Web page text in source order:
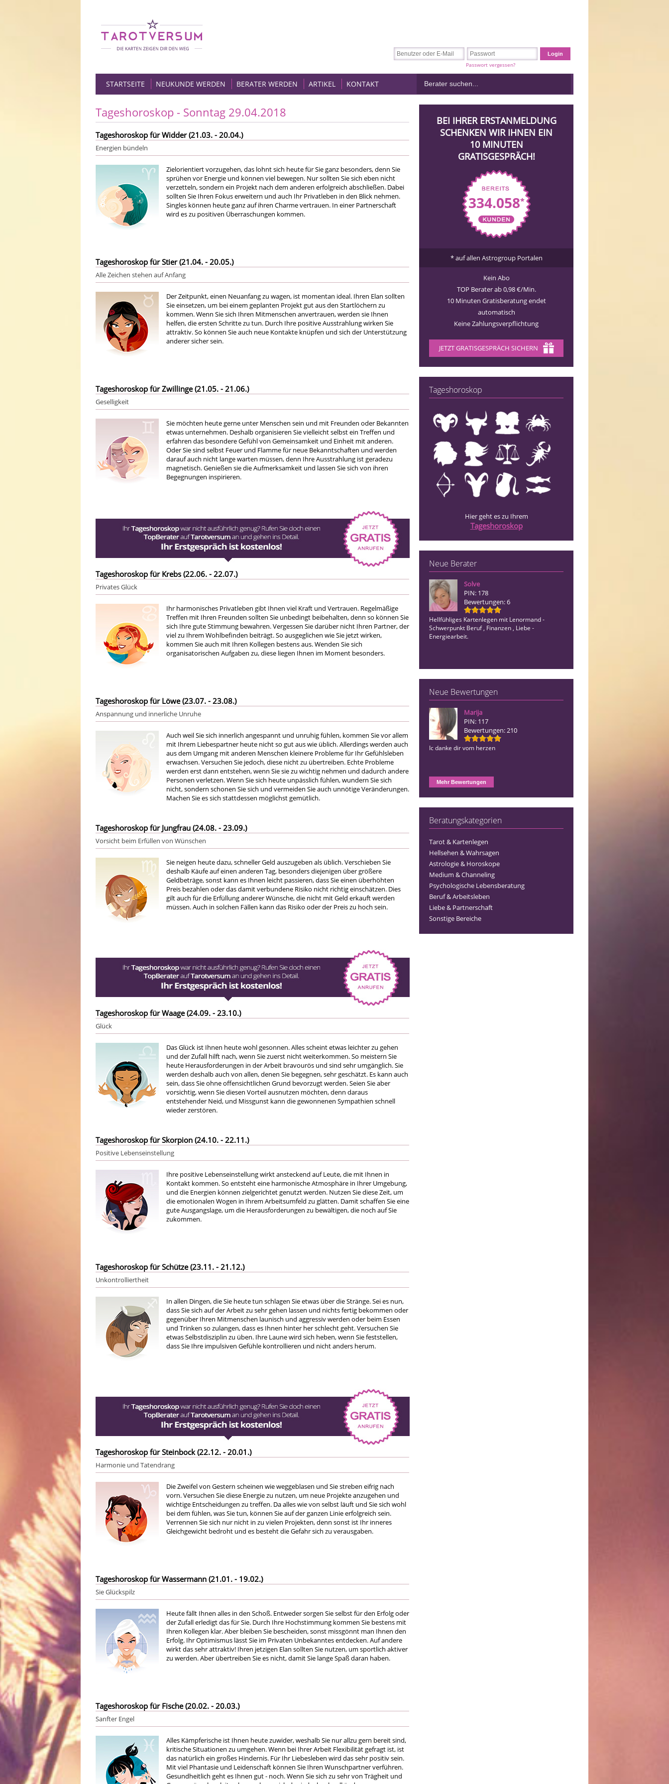
Passwort vergessen?
STARTSEITE NEUKUNDE WERDEN BERATER WERDEN ARTIKEL KONTAKT
BEI IHRER ERSTANMELDUNG
SCHENKEN WIR IHNEN EIN
10 MINUTEN
GRATISGESPRÄCH!
334.058*
* auf allen Astrogroup Portalen
Kein Abo
TOP Berater ab 0,98 €/Min.
10 Minuten Gratisberatung endet
automatisch
Keine Zahlungsverpflichtung
JETZT GRATISGESPRÄCH SICHERN
Tageshoroskop
Hier geht es zu Ihrem
Tageshoroskop
Neue Berater
Solve
PIN: 178
Bewertungen: 6
Hellfühliges Kartenlegen mit Lenormand -
Schwerpunkt Beruf , Finanzen , Liebe -
Energiearbeit.
Neue Bewertungen
Marija
PIN: 117
Bewertungen: 210
Ic danke dir vom herzen
Mehr Bewertungen
Beratungskategorien
Tarot & Kartenlegen
Hellsehen & Wahrsagen
Astrologie & Horoskope
Medium & Channeling
Psychologische Lebensberatung
Beruf & Arbeitsleben
Liebe & Partnerschaft
Sonstige Bereiche
Tageshoroskop - Sonntag 29.04.2018
Tageshoroskop für Widder (21.03. - 20.04.)
Energien bündeln
Zielorientiert vorzugehen, das lohnt sich heute für Sie ganz besonders, denn Sie
sprühen vor Energie und können viel bewegen. Nur sollten Sie sich eben nicht
verzetteln, sondern ein Projekt nach dem anderen erfolgreich abschließen. Dabei
sollten Sie Ihren Fokus erweitern und auch Ihr Privatleben in den Blick nehmen.
Singles können heute ganz auf ihren Charme vertrauen. In einer Partnerschaft
wird es zu positiven Überraschungen kommen.
Tageshoroskop für Stier (21.04. - 20.05.)
Alle Zeichen stehen auf Anfang
Der Zeitpunkt, einen Neuanfang zu wagen, ist momentan ideal. Ihren Elan sollten
Sie einsetzen, um bei einem geplanten Projekt gut aus den Startlöchern zu
kommen. Wenn Sie sich Ihren Mitmenschen anvertrauen, werden sie Ihnen
helfen, die ersten Schritte zu tun. Durch Ihre positive Ausstrahlung wirken Sie
attraktiv. So können Sie auch neue Kontakte knüpfen und sich der Unterstützung
anderer sicher sein.
Tageshoroskop für Zwillinge (21.05. - 21.06.)
Geselligkeit
Sie möchten heute gerne unter Menschen sein und mit Freunden oder Bekannten
etwas unternehmen. Deshalb organisieren Sie vielleicht selbst ein Treffen und
erfahren das besondere Gefühl von Gemeinsamkeit und Einheit mit anderen.
Oder Sie sind selbst Feuer und Flamme für neue Bekanntschaften und werden
darauf auch nicht lange warten müssen, denn Ihre Ausstrahlung ist geradezu
magnetisch. Genießen sie die Aufmerksamkeit und lassen Sie sich von ihren
Begegnungen inspirieren.
Tageshoroskop für Krebs (22.06. - 22.07.)
Privates Glück
Ihr harmonisches Privatleben gibt Ihnen viel Kraft und Vertrauen. Regelmäßige
Treffen mit Ihren Freunden sollten Sie unbedingt beibehalten, denn so können Sie
sich Ihre gute Stimmung bewahren. Vergessen Sie darüber nicht Ihren Partner, der
viel zu Ihrem Wohlbefinden beiträgt. So ausgeglichen wie Sie jetzt wirken,
kommen Sie auch mit Ihren Kollegen bestens aus. Wenden Sie sich
organisatorischen Aufgaben zu, diese liegen Ihnen im Moment besonders.
Tageshoroskop für Löwe (23.07. - 23.08.)
Anspannung und innerliche Unruhe
Auch weil Sie sich innerlich angespannt und unruhig fühlen, kommen Sie vor allem
mit Ihrem Liebespartner heute nicht so gut aus wie üblich. Allerdings werden auch
aus dem Umgang mit anderen Menschen kleinere Probleme für Ihr Gefühlsleben
erwachsen. Versuchen Sie jedoch, diese nicht zu übertreiben. Echte Probleme
werden erst dann entstehen, wenn Sie sie zu wichtig nehmen und dadurch andere
Personen verletzen. Wenn Sie sich heute unpässlich fühlen, wundern Sie sich
nicht, sondern schonen Sie sich und vermeiden Sie auch unnötige Veränderungen.
Machen Sie es sich stattdessen möglichst gemütlich.
Tageshoroskop für Jungfrau (24.08. - 23.09.)
Vorsicht beim Erfüllen von Wünschen
Sie neigen heute dazu, schneller Geld auszugeben als üblich. Verschieben Sie
deshalb Käufe auf einen anderen Tag, besonders diejenigen über größere
Geldbeträge, sonst kann es Ihnen leicht passieren, dass Sie einen überhöhten
Preis bezahlen oder das damit verbundene Risiko nicht richtig einschätzen. Dies
gilt auch für die Erfüllung anderer Wünsche, die nicht mit Geld erkauft werden
müssen. Auch in solchen Fällen kann das Risiko oder der Preis zu hoch sein.
Tageshoroskop für Waage (24.09. - 23.10.)
Glück
Das Glück ist Ihnen heute wohl gesonnen. Alles scheint etwas leichter zu gehen
und der Zufall hilft nach, wenn Sie zuerst nicht weiterkommen. So meistern Sie
heute Herausforderungen in der Arbeit bravourös und sind sehr umgänglich. Sie
werden deshalb auch von allen, denen Sie begegnen, sehr geschätzt. Es kann auch
sein, dass Sie ohne offensichtlichen Grund bevorzugt werden. Seien Sie aber
vorsichtig, wenn Sie diesen Vorteil ausnutzen möchten, denn daraus
entstehender Neid, und Missgunst kann die gewonnenen Sympathien schnell
wieder zerstören.
Tageshoroskop für Skorpion (24.10. - 22.11.)
Positive Lebenseinstellung
Ihre positive Lebenseinstellung wirkt ansteckend auf Leute, die mit Ihnen in
Kontakt kommen. So entsteht eine harmonische Atmosphäre in Ihrer Umgebung,
und die Energien können zielgerichtet genutzt werden. Nutzen Sie diese Zeit, um
die emotionalen Wogen in Ihrem Arbeitsumfeld zu glätten. Damit schaffen Sie eine
gute Ausgangslage, um die Herausforderungen zu bewältigen, die noch auf Sie
zukommen.
Tageshoroskop für Schütze (23.11. - 21.12.)
Unkontrolliertheit
In allen Dingen, die Sie heute tun schlagen Sie etwas über die Stränge. Sei es nun,
dass Sie sich auf der Arbeit zu sehr gehen lassen und nichts fertig bekommen oder
gegenüber Ihren Mitmenschen launisch und aggressiv werden oder beim Essen
und Trinken so zulangen, dass es Ihnen hinter her schlecht geht. Versuchen Sie
etwas Selbstdisziplin zu üben. Ihre Laune wird sich heben, wenn Sie feststellen,
dass Sie Ihre impulsiven Gefühle kontrollieren und nicht anders herum.
Tageshoroskop für Steinbock (22.12. - 20.01.)
Harmonie und Tatendrang
Die Zweifel von Gestern scheinen wie weggeblasen und Sie streben eifrig nach
vorn. Versuchen Sie diese Energie zu nutzen, um neue Projekte anzugehen und
wichtige Entscheidungen zu treffen. Da alles wie von selbst läuft und Sie sich wohl
bei dem fühlen, was Sie tun, können Sie auf der ganzen Linie erfolgreich sein.
Verrennen Sie sich nur nicht in zu vielen Projekten, denn sonst ist Ihr inneres
Gleichgewicht bedroht und es besteht die Gefahr sich zu verausgaben.
Tageshoroskop für Wassermann (21.01. - 19.02.)
Sie Glückspilz
Heute fällt Ihnen alles in den Schoß. Entweder sorgen Sie selbst für den Erfolg oder
der Zufall erledigt das für Sie. Durch Ihre Hochstimmung kommen Sie bestens mit
Ihren Kollegen klar. Aber bleiben Sie bescheiden, sonst missgönnt man Ihnen den
Erfolg. Ihr Optimismus lässt Sie im Privaten Unbekanntes entdecken. Auf andere
wirkt das sehr attraktiv! Ihren jetzigen Elan sollten Sie nutzen, um sportlich aktiver
zu werden. Aber übertreiben Sie es nicht, damit Sie lange Spaß daran haben.
Tageshoroskop für Fische (20.02. - 20.03.)
Sanfter Engel
Alles Kämpferische ist Ihnen heute zuwider, weshalb Sie nur allzu gern bereit sind,
kritische Situationen zu umgehen. Wenn bei Ihrer Arbeit Flexibilität gefragt ist, ist
das natürlich ein großes Hindernis. Für Ihr Liebesleben wird das sehr positiv sein.
Mit viel Phantasie und Leidenschaft können Sie Ihren Wunschpartner verführen.
Gesundheitlich geht es Ihnen gut - noch. Wenn Sie sich zu sehr von Trägheit und